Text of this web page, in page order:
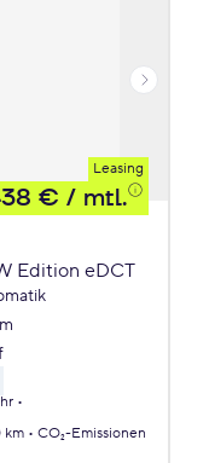
Leasing
€ / mtl.
Edition eDCT
km
CO₂-Emissionen